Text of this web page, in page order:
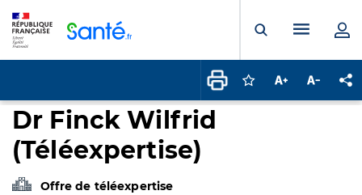
Ouvrir laMenu
Connectez-vous
Augmenter la
Dr Finck Wilfrid
(Téléexpertise)
Offre de téléexpertise